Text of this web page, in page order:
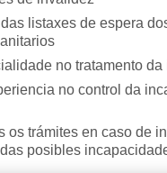
listaxes de espera
no tratamento da
no control da
os trámites en caso de
posibles